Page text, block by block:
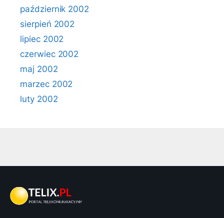
październik 2002
sierpień 2002
lipiec 2002
czerwiec 2002
maj 2002
marzec 2002
luty 2002